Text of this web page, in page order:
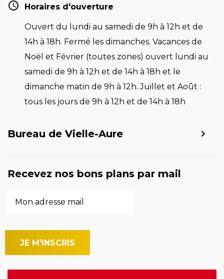
Horaires d'ouverture
Ouvert du lundi au samedi de 9h à 12h et de
14h à 18h. Fermé les dimanches. Vacances de
Noël et Février (toutes zones) ouvert lundi au
samedi de 9h à 12h et de 14h à 18h et le
dimanche matin de 9h à 12h. Juillet et Août :
tous les jours de 9h à 12h et de 14h à 18h
Bureau de Vielle-Aure
Recevez nos bons plans par mail